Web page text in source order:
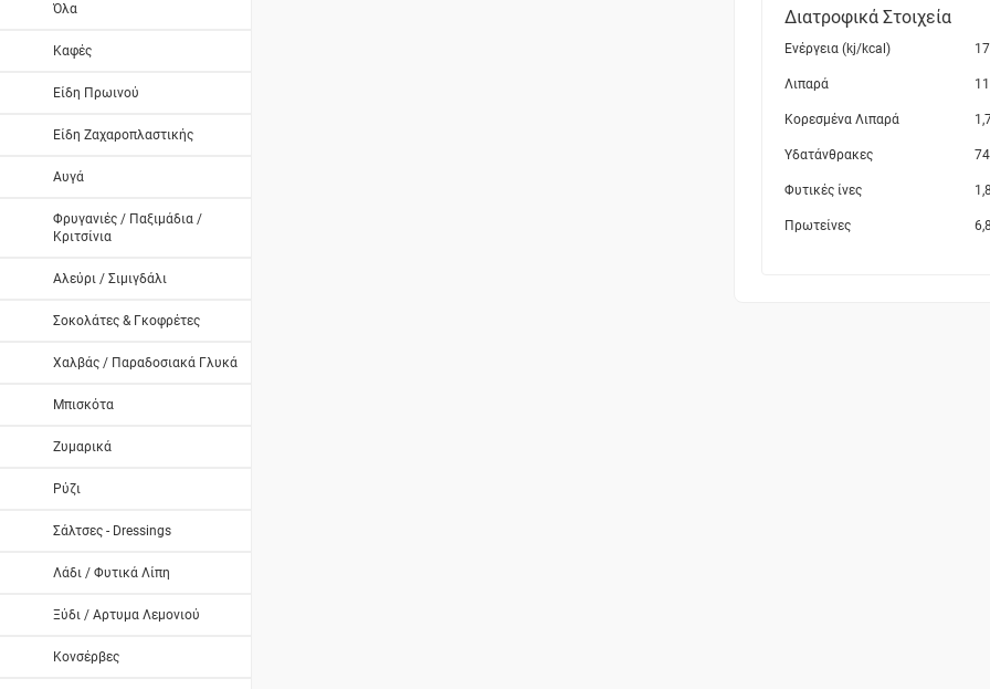
Όλα
Καφές
Είδη Πρωινού
Είδη Ζαχαροπλαστικής
Αυγά
Φρυγανιές / Παξιμάδια /
Κριτσίνια
Αλεύρι / Σιμιγδάλι
Σοκολάτες & Γκοφρέτες
Χαλβάς / Παραδοσιακά Γλυκά
Μπισκότα
Ζυμαρικά
Ρύζι
Σάλτσες - Dressings
Λάδι / Φυτικά Λίπη
Ξύδι / Αρτυμα Λεμονιού
Κονσέρβες
Διατροφικά Στοιχεία
Ενέργεια (kj/kcal)
Λιπαρά
Κορεσμένα Λιπαρά
Υδατάνθρακες
Φυτικές ίνες
Πρωτείνες